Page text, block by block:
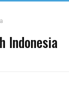
Indonesia